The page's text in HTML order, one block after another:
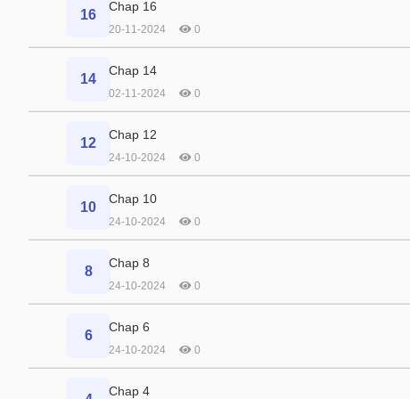
16
Chap 16
20-11-2024 0
14
Chap 14
02-11-2024 0
12
Chap 12
24-10-2024 0
10
Chap 10
24-10-2024 0
8
Chap 8
24-10-2024 0
6
Chap 6
24-10-2024 0
Chap 4